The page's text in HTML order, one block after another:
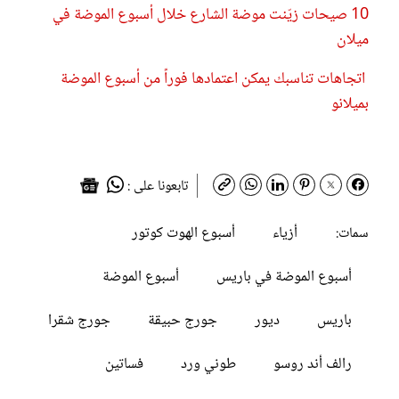
10 صيحات زيّنت موضة الشارع خلال أسبوع الموضة في
ميلان
اتجاهات تناسبك يمكن اعتمادها فوراً من أسبوع الموضة
بميلانو
تابعونا على :
سمات:
أزياء
أسبوع الهوت كوتور
أسبوع الموضة في باريس
أسبوع الموضة
باريس
ديور جورج حبيقة
جورج شقرا
رالف أند روسو
طوني ورد
فساتين